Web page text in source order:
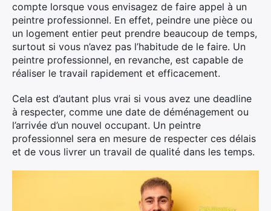
compte lorsque vous envisagez de faire appel à un
peintre professionnel. En effet, peindre une pièce ou
un logement entier peut prendre beaucoup de temps,
surtout si vous n’avez pas l’habitude de le faire. Un
peintre professionnel, en revanche, est capable de
réaliser le travail rapidement et efficacement.
Cela est d’autant plus vrai si vous avez une deadline
à respecter, comme une date de déménagement ou
l’arrivée d’un nouvel occupant. Un peintre
professionnel sera en mesure de respecter ces délais
et de vous livrer un travail de qualité dans les temps.